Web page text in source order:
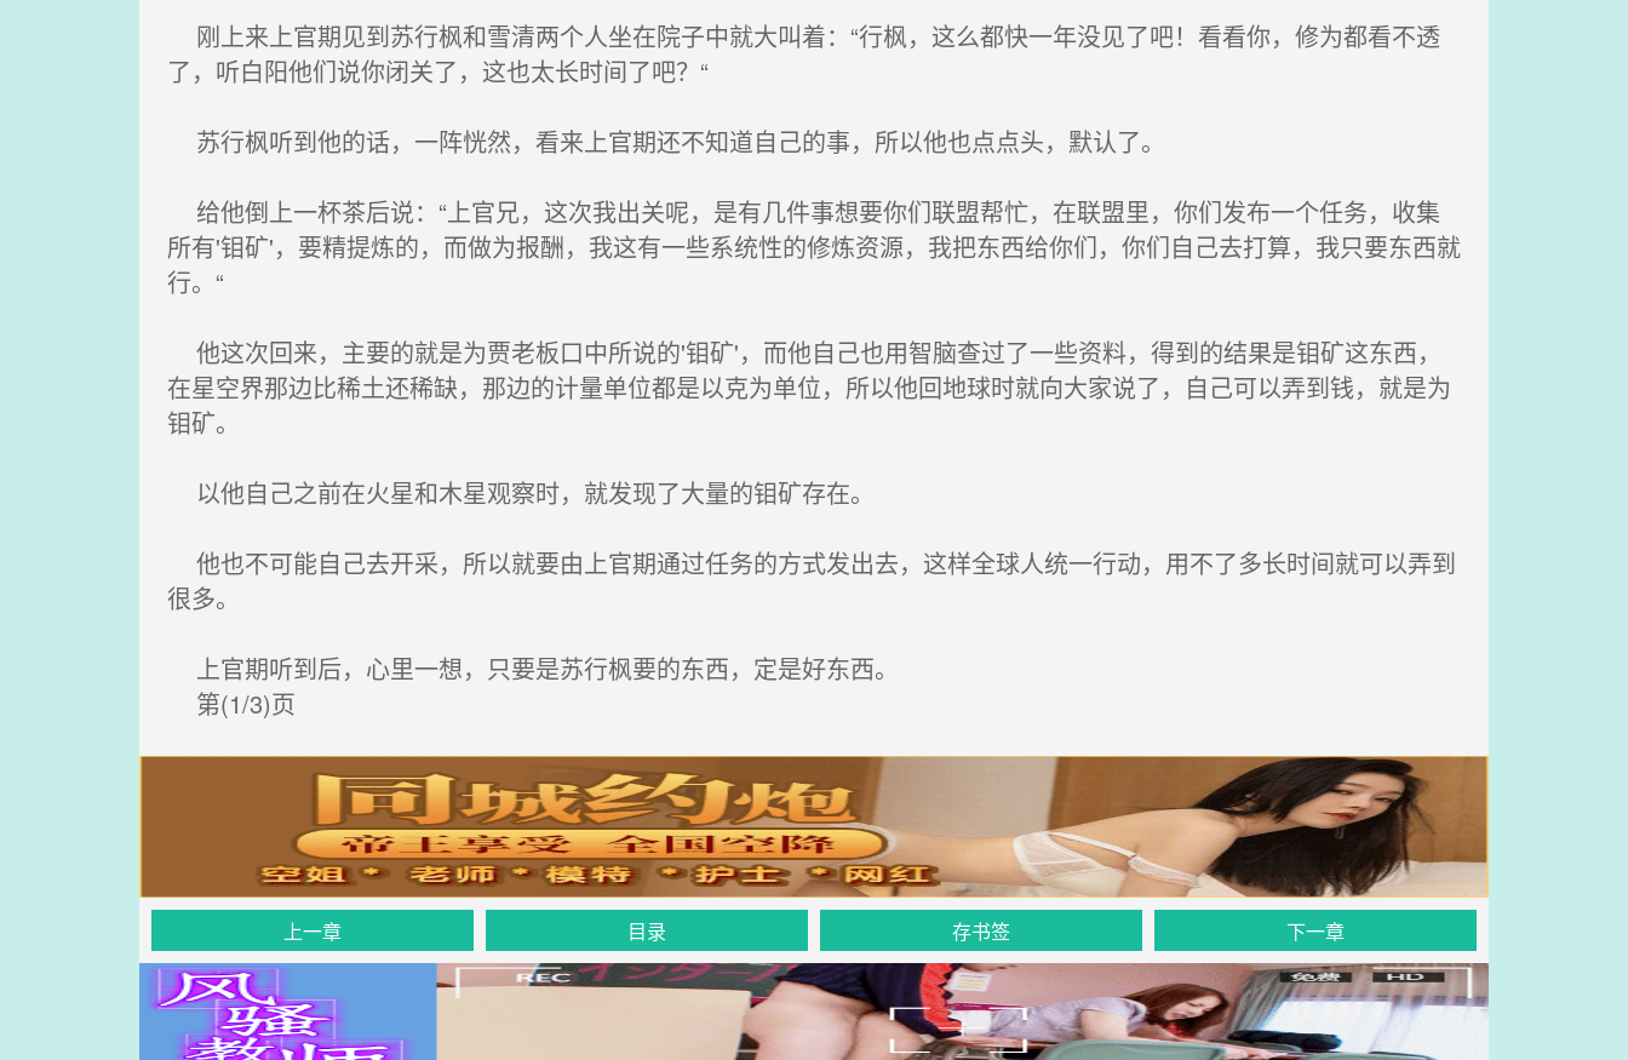
刚上来上官期见到苏行枫和雪清两个人坐在院子中就大叫着：“行枫，这么都快一年没见了吧！看看你，修为都看不透
了，听白阳他们说你闭关了，这也太长时间了吧？“
苏行枫听到他的话，一阵恍然，看来上官期还不知道自己的事，所以他也点点头，默认了。
给他倒上一杯茶后说：“上官兄，这次我出关呢，是有几件事想要你们联盟帮忙，在联盟里，你们发布一个任务，收集
所有'钼矿'，要精提炼的，而做为报酬，我这有一些系统性的修炼资源，我把东西给你们，你们自己去打算，我只要东西就
行。“
他这次回来，主要的就是为贾老板口中所说的'钼矿'，而他自己也用智脑查过了一些资料，得到的结果是钼矿这东西，
在星空界那边比稀土还稀缺，那边的计量单位都是以克为单位，所以他回地球时就向大家说了，自己可以弄到钱，就是为
钼矿。
以他自己之前在火星和木星观察时，就发现了大量的钼矿存在。
他也不可能自己去开采，所以就要由上官期通过任务的方式发出去，这样全球人统一行动，用不了多长时间就可以弄到
很多。
上官期听到后，心里一想，只要是苏行枫要的东西，定是好东西。
第(1/3)页
上一章 目录 存书签 下一章